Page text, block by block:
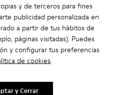
y de terceros para fines
publicidad personalizada en
a partir de tus hábitos de
páginas visitadas). Puedes
y configurar tus preferencias
de cookies.
y Cerrar
a la bolsa
de fábrica.